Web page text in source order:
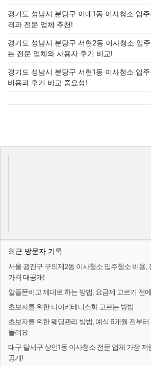
경기도 성남시 분당구 이매1동 이사청소 입
격과 전문 업체 추천!
경기도 성남시 분당구 서현2동 이사청소 입
는 전문 업체와 사용자 후기 비교!
경기도 성남시 분당구 서현1동 이사청소 입
비용과 후기 비교 중요성!
최근 방문자 기록
서울 광진구 구의제2동 이사청소 입주청소 비용,
가격 대공개!
알뜰폰비교 제대로 하는 방법, 요금제 고르기 전
초보자를 위한 나이키테니스화 고르는 방법
초보자를 위한 웨딩관리 방법, 예식 6개월 전부
들려요
대구 달서구 상인1동 이사청소 전문 업체 가장 저
공개!